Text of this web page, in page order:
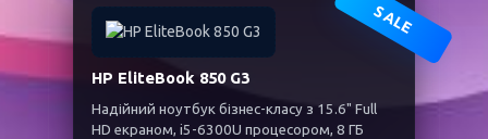
SALE
HP EliteBook 850 G3
Надійний ноутбук бізнес-класу з 15.6" Full
HD екраном, i5-6300U процесором, 8 ГБ